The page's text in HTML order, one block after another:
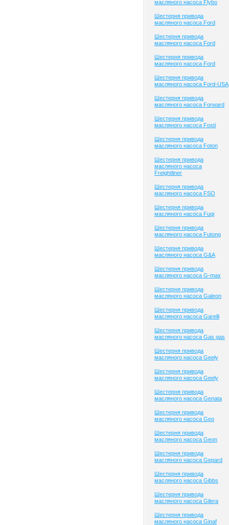
масляного насоса Flybo
Шестерня привода
масляного насоса Ford
Шестерня привода
масляного насоса Ford
Шестерня привода
масляного насоса Ford
Шестерня привода
масляного насоса Ford-USA
Шестерня привода
масляного насоса Forward
Шестерня привода
масляного насоса Fosti
Шестерня привода
масляного насоса Foton
Шестерня привода
масляного насоса
Freightliner
Шестерня привода
масляного насоса FSO
Шестерня привода
масляного насоса Fuqi
Шестерня привода
масляного насоса Futong
Шестерня привода
масляного насоса G&A
Шестерня привода
масляного насоса G-max
Шестерня привода
масляного насоса Galeon
Шестерня привода
масляного насоса Garelli
Шестерня привода
масляного насоса Gas gas
Шестерня привода
масляного насоса Geely
Шестерня привода
масляного насоса Geely
Шестерня привода
масляного насоса Genata
Шестерня привода
масляного насоса Geo
Шестерня привода
масляного насоса Geon
Шестерня привода
масляного насоса Gepard
Шестерня привода
масляного насоса Gibbs
Шестерня привода
масляного насоса Gilera
Шестерня привода
масляного насоса Ginaf